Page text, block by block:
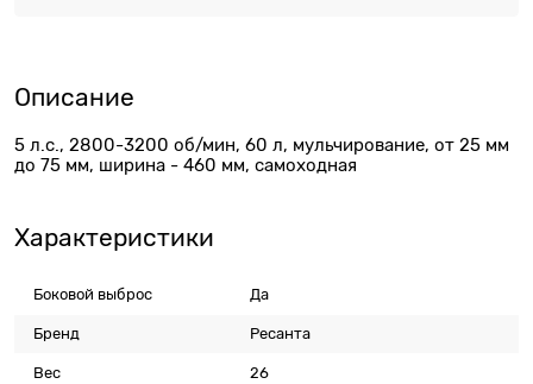
Описание
5 л.с., 2800-3200 об/мин, 60 л, мульчирование, от 25 мм
до 75 мм, ширина - 460 мм, самоходная
Характеристики
Боковой выброс Да
Бренд Ресанта
Вес 26